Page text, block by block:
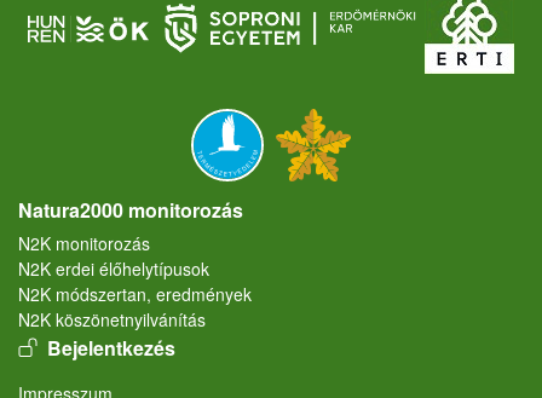
Natura2000 monitorozás
N2K monitorozás
N2K erdei élőhelytípusok
N2K módszertan, eredmények
N2K köszönetnyilvánítás
User account menu
Bejelentkezés
Lábléc
Impresszum